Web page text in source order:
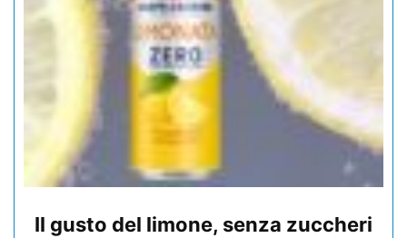
Il gusto del limone, senza zuccheri